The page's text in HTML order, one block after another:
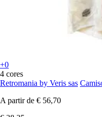
+0
4 cores
Retromania by Veris sas
A partir de € 56,70